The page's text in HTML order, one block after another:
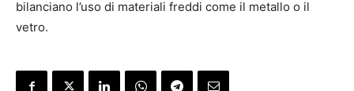
bilanciano l’uso di materiali freddi come il metallo o il
vetro.